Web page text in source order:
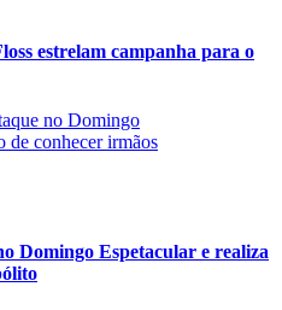
estrelam campanha para o
Domingo Espetacular e realiza